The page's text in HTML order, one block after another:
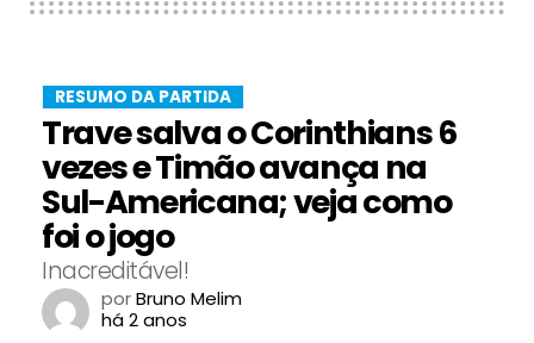
RESUMO DA PARTIDA
Trave salva o Corinthians 6
vezes e Timão avança na
Sul-Americana; veja como
foi o jogo
Inacreditável!
porBruno Melim
há 2 anos